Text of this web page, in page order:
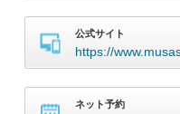
公式サイト
https://
ネット予約